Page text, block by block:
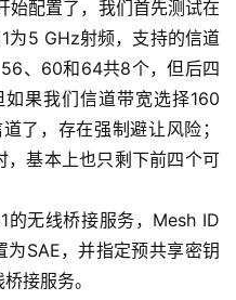
始配置了，我们首先测试在
为5 GHz射频，支持的信道
、60和64共8个，但后四
果我们信道带宽选择160
了，存在强制避让风险；
基本上也只剩下前四个可
的无线桥接服务，Mesh ID
SAE，并指定预共享密钥
接服务。